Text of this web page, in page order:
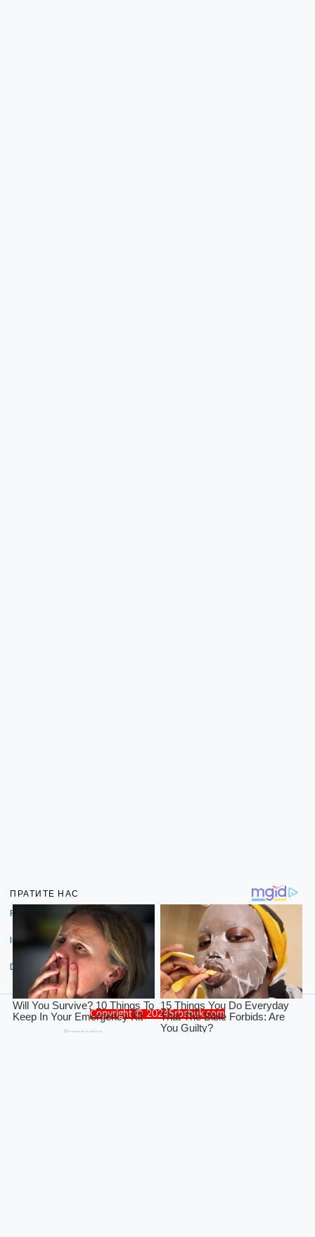
ПРАТИТЕ НАС
Facebook
Instagram
Dribbble
Copyright © 2024Srbsbuk.com